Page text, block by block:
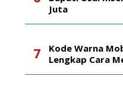
Juta
Kode Warna
Lengkap Cara